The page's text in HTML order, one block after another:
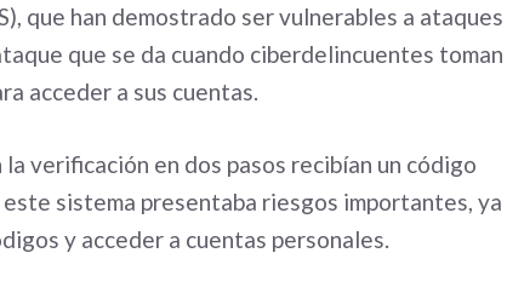
que han demostrado ser vulnerables a ataques
que se da cuando ciberdelincuentes toman
acceder a sus cuentas.
verificación en dos pasos recibían un código
sistema presentaba riesgos importantes, ya
y acceder a cuentas personales.